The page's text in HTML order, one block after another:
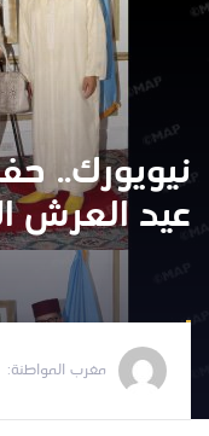
نيويورك..
عيد العرش
مغرب المواطنة: